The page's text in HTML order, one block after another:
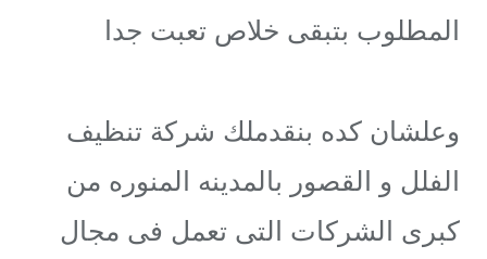
المطلوب بتبقى خلاص تعبت جدا
وعلشان كده بنقدملك شركة تنظيف
الفلل و القصور بالمدينه المنوره من
كبرى الشركات التى تعمل فى مجال